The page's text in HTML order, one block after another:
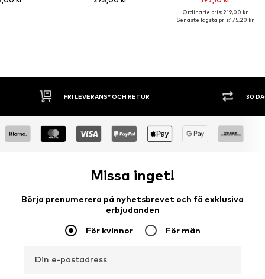
Ordinarie pris: 219,00 kr
Senaste lägsta pris:175,20 kr
OCH RETUR 30 DAGARS ÖPPET KÖP
Missa inget!
Börja prenumerera på nyhetsbrevet och få exklusiva
erbjudanden
För kvinnor För män
Din e-postadress